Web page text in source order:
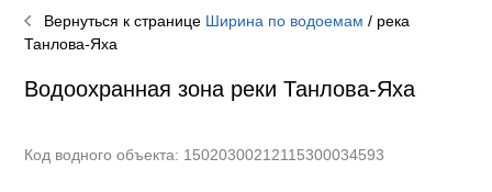
Вернуться к странице Ширина по водоемам / река
Танлова-Яха
Водоохранная зона реки Танлова-Яха
Код водного объекта: 15020300212115300034593